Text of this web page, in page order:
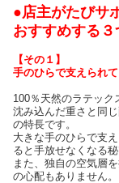
●店主がたびサ
おすすめする３
【その１】
手のひらで支えられ
100％天然のラテック
沈み込んだ重さと同
の特長です。
大きな手のひらで支
ると手放せなくなる秘
また、独自の空気層
の心配もありません。